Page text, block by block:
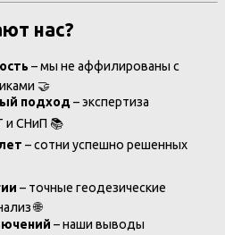
нас?
– мы не аффилированы с
🤝
подход– экспертиза
и СНиП 📚
– сотни успешно решенных
– точные геодезические
🌐
– наши выводы